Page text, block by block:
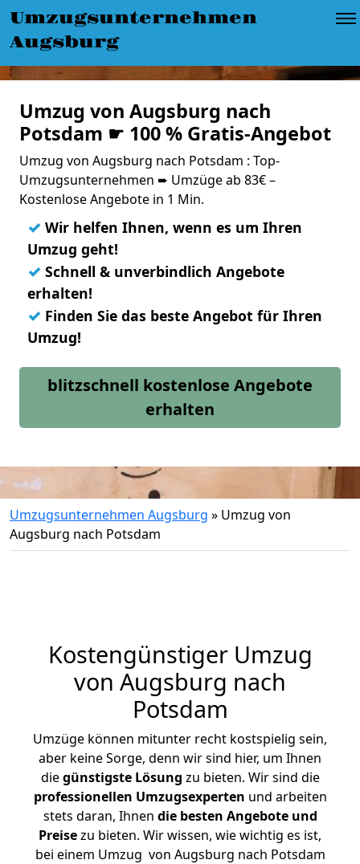
Umzugsunternehmen
Augsburg
Umzug von Augsburg nach
Potsdam ☛ 100 % Gratis-Angebot
Umzug von Augsburg nach Potsdam : Top-
Umzugsunternehmen ➨ Umzüge ab 83€ –
Kostenlose Angebote in 1 Min.
✓ Wir helfen Ihnen, wenn es um Ihren
Umzug geht!
✓ Schnell & unverbindlich Angebote
erhalten!
✓ Finden Sie das beste Angebot für Ihren
Umzug!
blitzschnell kostenlose Angebote
erhalten
Umzugsunternehmen Augsburg » Umzug von
Augsburg nach Potsdam
Kostengünstiger Umzug
von Augsburg nach
Potsdam
Umzüge können mitunter recht kostspielig sein,
aber keine Sorge, denn wir sind hier, um Ihnen
diegünstigste Lösung zu bieten. Wir sind die
professionellen Umzugsexperten und arbeiten
stets daran, Ihnen die besten Angebote und
Preisezu bieten. Wir wissen, wie wichtig es ist,
bei einem Umzug von Augsburg nach Potsdam